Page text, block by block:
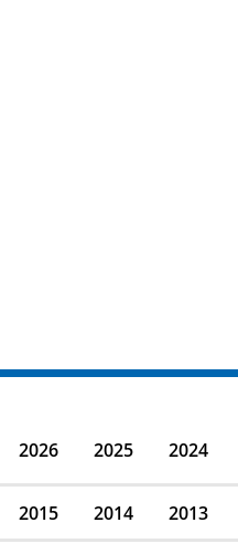
2026 2025 2024
2015 2014 2013